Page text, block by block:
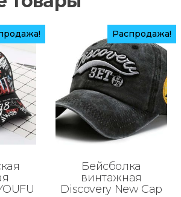
Распродажа!
Бейсболка
винтажная
Discovery New Cap